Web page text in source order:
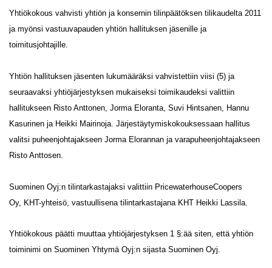
Yhtiökokous vahvisti yhtiön ja konsernin tilinpäätöksen tilikaudelta 2011
ja myönsi vastuuvapauden yhtiön hallituksen jäsenille ja
toimitusjohtajille.
Yhtiön hallituksen jäsenten lukumääräksi vahvistettiin viisi (5) ja
seuraavaksi yhtiöjärjestyksen mukaiseksi toimikaudeksi valittiin
hallitukseen Risto Anttonen, Jorma Eloranta, Suvi Hintsanen, Hannu
Kasurinen ja Heikki Mairinoja. Järjestäytymiskokouksessaan hallitus
valitsi puheenjohtajakseen Jorma Elorannan ja varapuheenjohtajakseen
Risto Anttosen.
Suominen Oyj:n tilintarkastajaksi valittiin PricewaterhouseCoopers
Oy, KHT-yhteisö, vastuullisena tilintarkastajana KHT Heikki Lassila.
Yhtiökokous päätti muuttaa yhtiöjärjestyksen 1 §:ää siten, että yhtiön
toiminimi on Suominen Yhtymä Oyj:n sijasta Suominen Oyj.